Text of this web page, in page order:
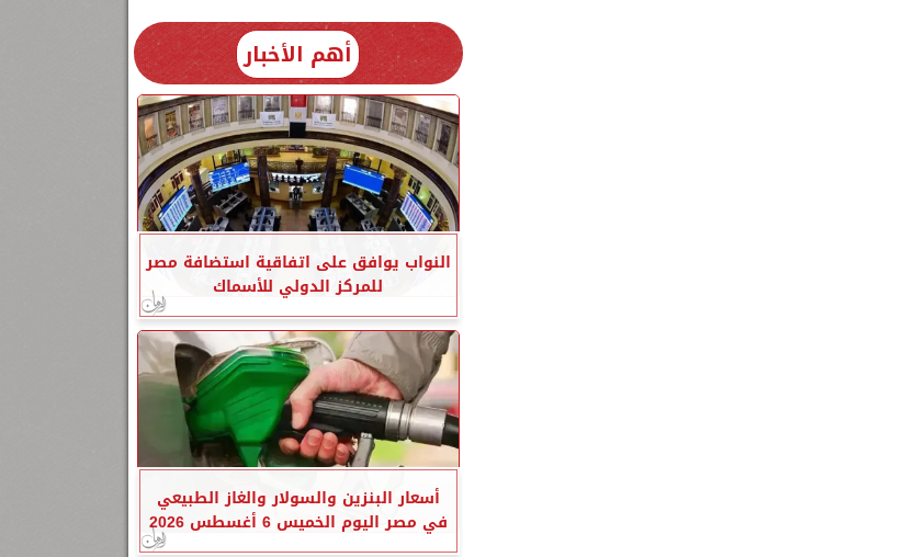
أهم الأخبار
النواب يوافق على اتفاقية استضافة مصر
للمركز الدولي للأسماك
أسعار البنزين والسولار والغاز الطبيعي
في مصر اليوم الخميس 6 أغسطس 2026